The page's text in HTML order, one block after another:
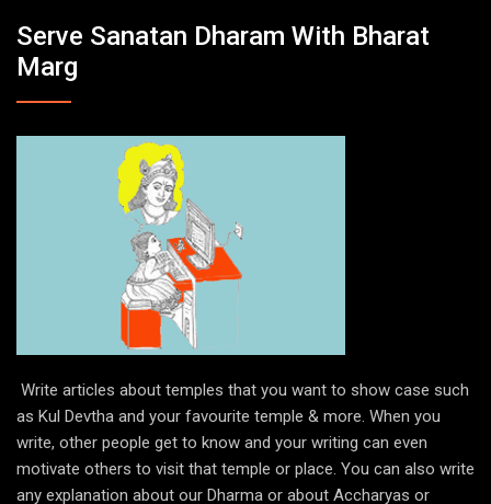
Serve Sanatan Dharam With Bharat
Marg
Write articles about temples that you want to show case such
as Kul Devtha and your favourite temple & more. When you
write, other people get to know and your writing can even
motivate others to visit that temple or place. You can also write
any explanation about our Dharma or about Accharyas or